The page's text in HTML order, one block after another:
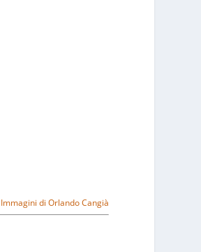
Immagini di Orlando Cangià